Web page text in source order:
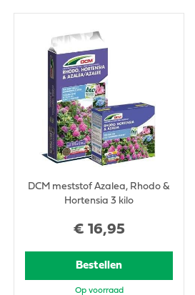
€ 16,95
DCM meststof Azalea, Rhodo &
Hortensia 3 kilo
Bestellen
Op voorraad